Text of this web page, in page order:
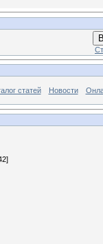
статей Новости